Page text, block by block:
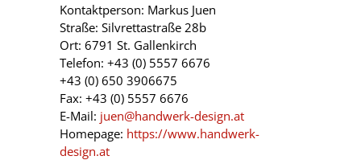
Kontaktperson: Markus Juen
Straße: Silvrettastraße 28b
Ort: 6791 St. Gallenkirch
Telefon: +43 (0) 5557 6676
+43 (0) 650 3906675
Fax: +43 (0) 5557 6676
E-Mail: juen@handwerk-design.at
Homepage: https://www.handwerk-
design.at